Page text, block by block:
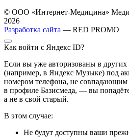
© ООО «Интернет-Медицина»
2026
Разработка сайта — RED PROMO
Как войти с Яндекс ID?
Если вы уже авторизованы в других
(например, в Яндекс Музыке) под
номером телефона, не
в профиле Базисмеда, — вы
а не в свой старый.
В этом случае:
Не будут доступны ваши